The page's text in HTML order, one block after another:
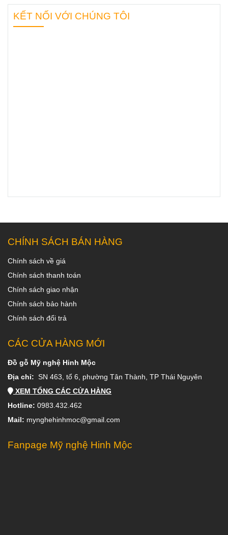
“quân sư” hỗ
KẾT NỐI VỚI CHÚNG TÔI
CHÍNH SÁCH BÁN HÀNG
Chính sách về giá
Chính sách thanh toán
Chính sách giao nhận
Chính sách bảo hành
Chính sách đổi trả
CÁC CỬA HÀNG MỚI
Đồ gỗ Mỹ nghệ Hinh Mộc
Địa chỉ: SN 463, tổ 6, phường Tân Thành, TP Thái Nguyên
XEM TỔNG CÁC CỬA HÀNG
Hotline: 0983.432.462
Mail: mynghehinhmoc@gmail.com
Fanpage Mỹ nghệ Hinh Mộc